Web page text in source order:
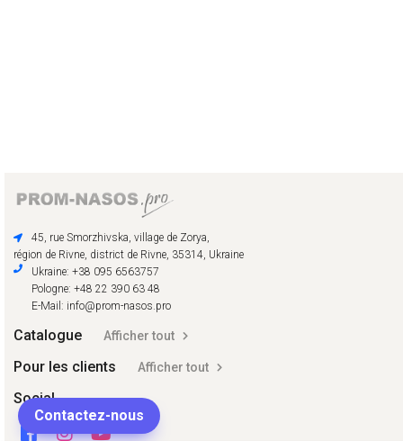
45, rue Smorzhivska, village de Zorya,
région de Rivne, district de Rivne, 35314, Ukraine
Ukraine: +38 095 6563757
Pologne: +48 22 390 63 48
E-Mail: info@prom-nasos.pro
Catalogue Afficher tout
Pour les clients Afficher tout
Social
Contactez-nous